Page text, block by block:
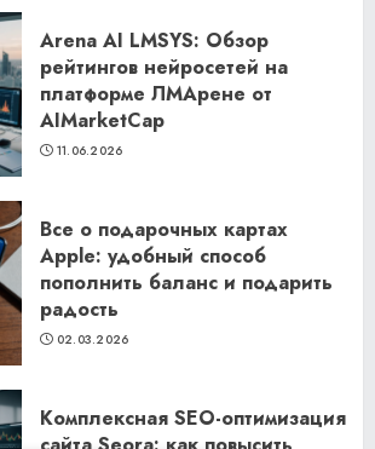
Arena AI LMSYS: Обзор
рейтингов нейросетей на
платформе ЛМАрене от
AIMarketCap
11.06.2026
Все о подарочных картах
Apple: удобный способ
пополнить баланс и подарить
радость
02.03.2026
Комплексная SEO-оптимизация